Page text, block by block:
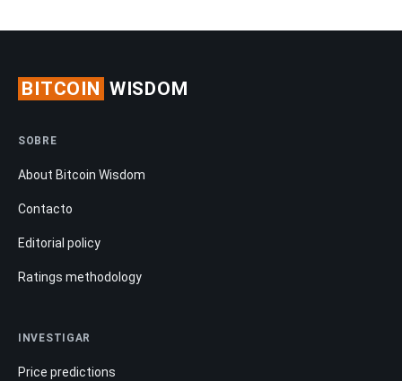
BITCOIN WISDOM
SOBRE
About Bitcoin Wisdom
Contacto
Editorial policy
Ratings methodology
INVESTIGAR
Price predictions